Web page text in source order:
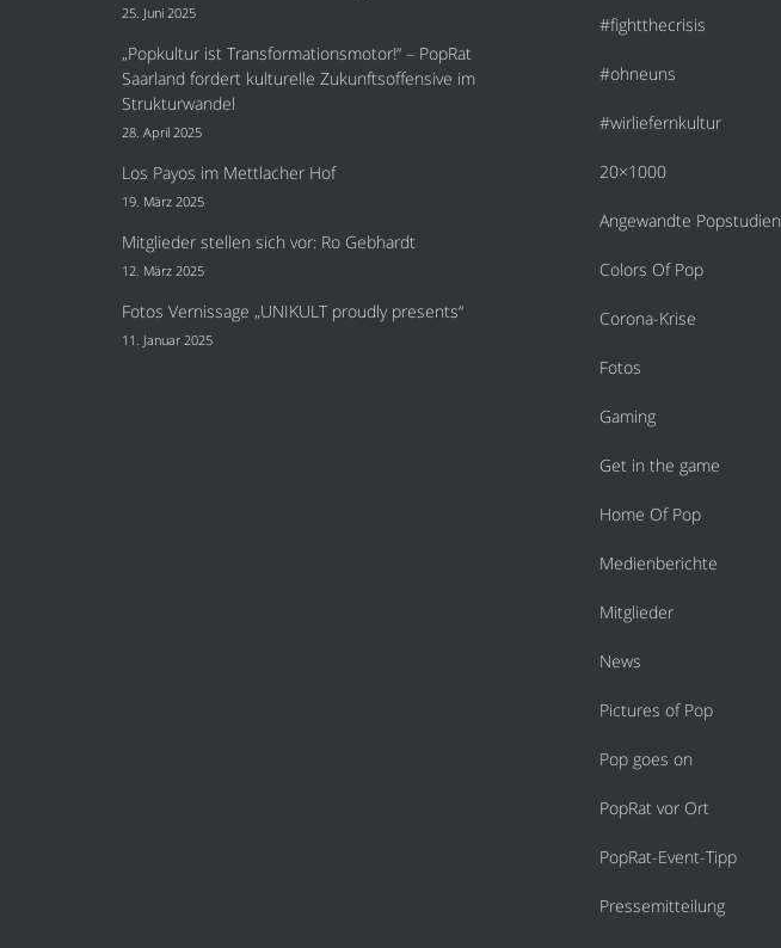
25. Juni 2025
„Popkultur ist Transformationsmotor!“ – PopRat
Saarland fordert kulturelle Zukunftsoffensive im
Strukturwandel
28. April 2025
Los Payos im Mettlacher Hof
19. März 2025
Mitglieder stellen sich vor: Ro Gebhardt
12. März 2025
Fotos Vernissage „UNIKULT proudly presents“
11. Januar 2025
#fightthecrisis
#ohneuns
#wirliefernkultur
20×1000
Angewandte Popstudien
Colors Of Pop
Corona-Krise
Fotos
Gaming
Get in the game
Home Of Pop
Medienberichte
Mitglieder
News
Pictures of Pop
Pop goes on
PopRat vor Ort
PopRat-Event-Tipp
Pressemitteilung